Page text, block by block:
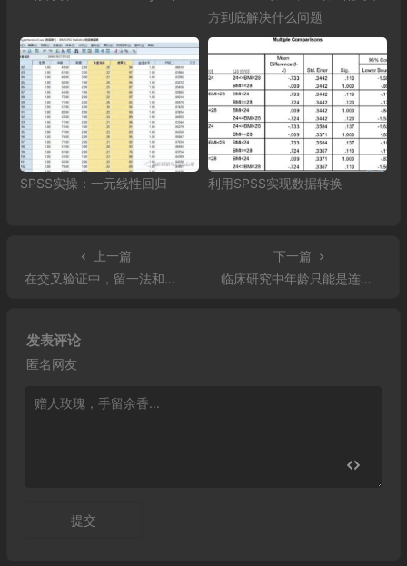
方到底解决什么问题
SPSS实操：一元线性回归 利用SPSS实现数据转换
上一篇
在交叉验证中，留一法和普通交叉验证的区别
下一篇
临床研究中年龄只能是连续变量吗
发表评论
匿名网友
提交